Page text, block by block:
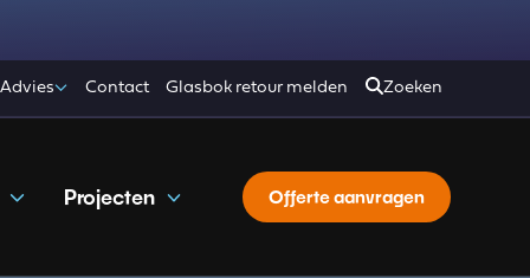
Contact Glasbok retour melden Zoeken
Projecten Offerte aanvragen